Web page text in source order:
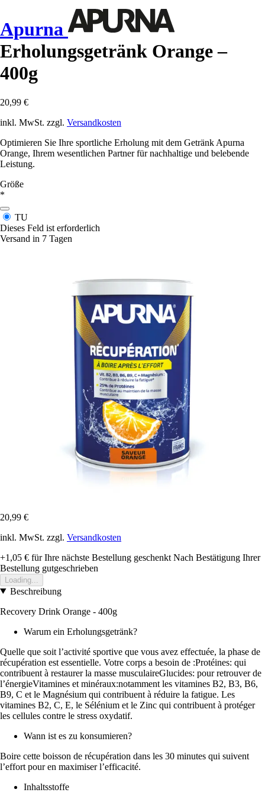
Apurna
Erholungsgetränk Orange –
400g
20,99 €
inkl. MwSt. zzgl. Versandkosten
Optimieren Sie Ihre sportliche Erholung mit dem Getränk Apurna
Orange, Ihrem wesentlichen Partner für nachhaltige und belebende
Leistung.
Größe
*
TU
Dieses Feld ist erforderlich
Versand in 7 Tagen
20,99 €
inkl. MwSt. zzgl. Versandkosten
+1,05 € für Ihre nächste Bestellung geschenkt Nach Bestätigung Ihrer
Bestellung gutgeschrieben
Loading...
Beschreibung
Recovery Drink Orange - 400g
Warum ein Erholungsgetränk?
Quelle que soit l’activité sportive que vous avez effectuée, la phase de
récupération est essentielle. Votre corps a besoin de :Protéines: qui
contribuent à restaurer la masse musculaireGlucides: pour retrouver de
l’énergieVitamines et minéraux:notamment les vitamines B2, B3, B6,
B9, C et le Magnésium qui contribuent à réduire la fatigue. Les
vitamines B2, C, E, le Sélénium et le Zinc qui contribuent à protéger
les cellules contre le stress oxydatif.
Wann ist es zu konsumieren?
Boire cette boisson de récupération dans les 30 minutes qui suivent
l’effort pour en maximiser l’efficacité.
Inhaltsstoffe